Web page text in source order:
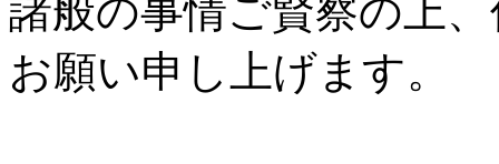
諸般の事情ご賢察の上
お願い申し上げます。